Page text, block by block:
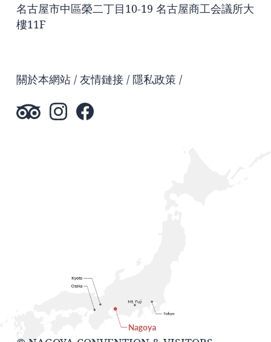
名古屋市中區榮二丁目10-19 名古屋商工会議所大
樓11F
關於本網站 友情鏈接 隱私政策